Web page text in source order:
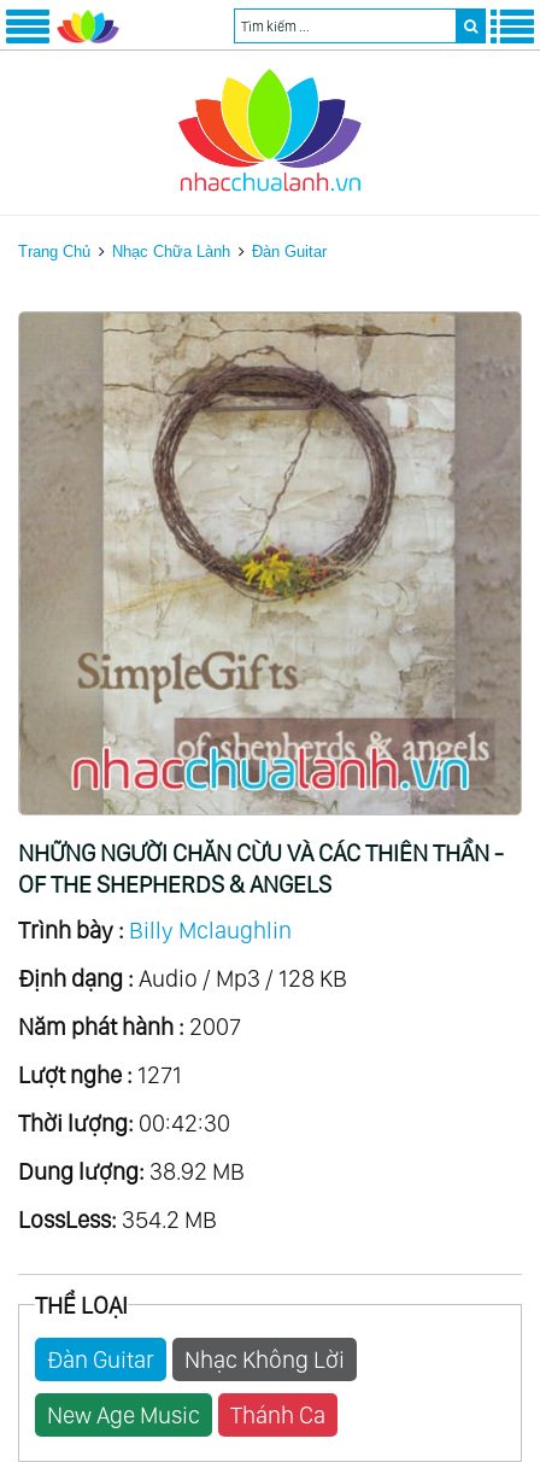
Trang Chủ Nhạc Chữa Lành Đàn Guitar
NHỮNG NGƯỜI CHĂN CỪU VÀ CÁC THIÊN THẦN -
OF THE SHEPHERDS & ANGELS
Trình bày : Billy Mclaughlin
Định dạng : Audio / Mp3 / 128 KB
Năm phát hành : 2007
Lượt nghe : 1271
Thời lượng: 00:42:30
Dung lượng: 38.92 MB
LossLess: 354.2 MB
THỂ LOẠI
Đàn Guitar
Nhạc Không Lời
New Age Music
Thánh Ca